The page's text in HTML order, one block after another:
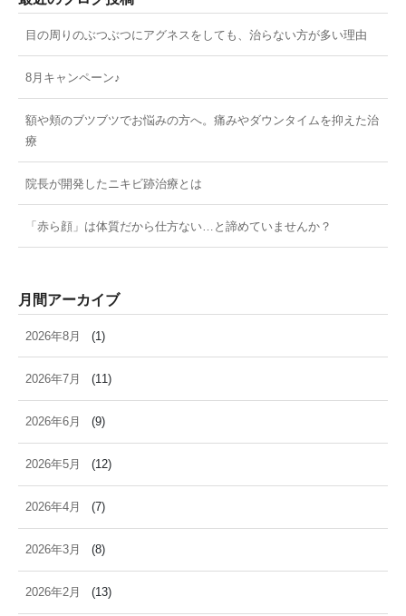
目の周りのぶつぶつにアグネスをしても、治らない方が多い理由
8月キャンペーン♪
額や頬のブツブツでお悩みの方へ。痛みやダウンタイムを抑えた治
療
院長が開発したニキビ跡治療とは
「赤ら顔」は体質だから仕方ない…と諦めていませんか？
月間アーカイブ
2026年8月 (1)
2026年7月 (11)
2026年6月 (9)
2026年5月 (12)
2026年4月 (7)
2026年3月 (8)
2026年2月 (13)